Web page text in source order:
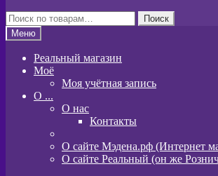
Искать:
Поиск
Меню
Реальный магазин
Моё
Моя учётная запись
O ...
О нас
Контакты
О сайте Мэдена.рф (Интернет
О сайте Реальный (он же